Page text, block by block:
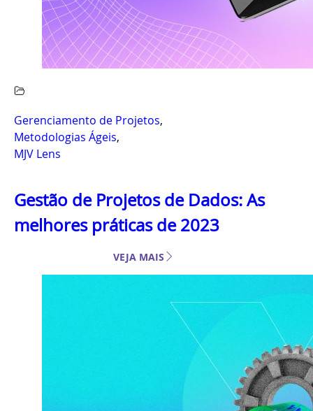
Gerenciamento de Projetos,
Metodologias Ágeis,
MJV Lens
Gestão de Projetos de Dados: As
melhores práticas de 2023
VEJA MAIS